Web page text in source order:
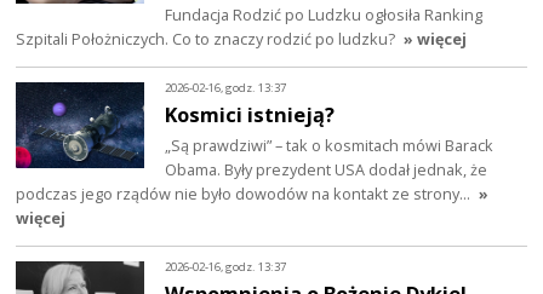
Fundacja Rodzić po Ludzku ogłosiła Ranking
Szpitali Położniczych. Co to znaczy rodzić po ludzku? » więcej
2026-02-16, godz. 13:37
Kosmici istnieją?
„Są prawdziwi” – tak o kosmitach mówi Barack
Obama. Były prezydent USA dodał jednak, że
podczas jego rządów nie było dowodów na kontakt ze strony… »
więcej
2026-02-16, godz. 13:37